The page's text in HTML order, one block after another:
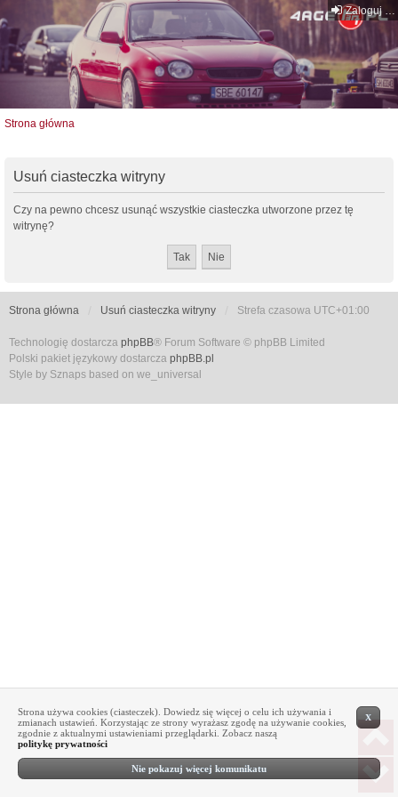
Zaloguj się
Strona główna
Usuń ciasteczka witryny
Czy na pewno chcesz usunąć wszystkie ciasteczka utworzone przez tę
witrynę?
Strona główna Usuń ciasteczka witryny Strefa czasowa UTC+01:00
Technologię dostarcza phpBB® Forum Software © phpBB Limited
Polski pakiet językowy dostarcza phpBB.pl
Style by Sznaps based on we_universal
X
Strona używa cookies (ciasteczek). Dowiedz się więcej o celu ich używania i
zmianach ustawień. Korzystając ze strony wyrażasz zgodę na używanie cookies,
zgodnie z aktualnymi ustawieniami przeglądarki. Zobacz naszą
politykę prywatności
Nie pokazuj więcej komunikatu